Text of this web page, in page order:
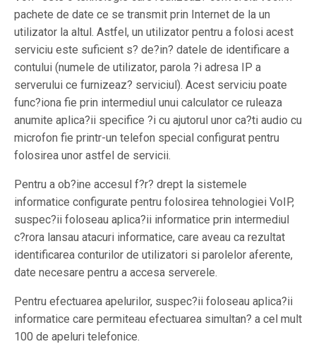
pachete de date ce se transmit prin Internet de la un
utilizator la altul. Astfel, un utilizator pentru a folosi acest
serviciu este suficient s? de?in? datele de identificare a
contului (numele de utilizator, parola ?i adresa IP a
serverului ce furnizeaz? serviciul). Acest serviciu poate
func?iona fie prin intermediul unui calculator ce ruleaza
anumite aplica?ii specifice ?i cu ajutorul unor ca?ti audio cu
microfon fie printr-un telefon special configurat pentru
folosirea unor astfel de servicii.
Pentru a ob?ine accesul f?r? drept la sistemele
informatice configurate pentru folosirea tehnologiei VoIP,
suspec?ii foloseau aplica?ii informatice prin intermediul
c?rora lansau atacuri informatice, care aveau ca rezultat
identificarea conturilor de utilizatori si parolelor aferente,
date necesare pentru a accesa serverele.
Pentru efectuarea apelurilor, suspec?ii foloseau aplica?ii
informatice care permiteau efectuarea simultan? a cel mult
100 de apeluri telefonice.